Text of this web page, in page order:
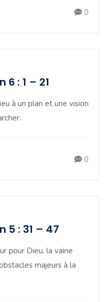
0
: 1 – 21
à un plan et une vision
0
5 : 31 – 47
pour Dieu, la vaine
majeurs à la